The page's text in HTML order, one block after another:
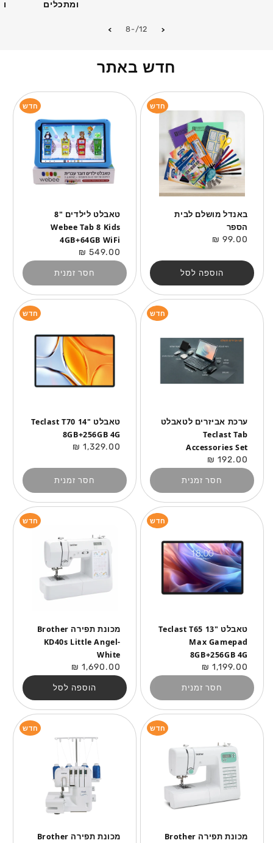
ומתכלים
-8/מתוך12
חדש באתר
חדש
באנדל מושלם לבית
הספר
מחיר
99.00 ₪
הוספה לסל
חדש
טאבלט לילדים "8
Webee Tab 8 Kids
4GB+64GB WiFi
מחיר
רגיל
549.00 ₪
חסר זמנית
חדש
ערכת אביזרים לטאבלט
Teclast Tab
Accessories Set
מחיר
רגיל
192.00 ₪
חסר זמנית
חדש
טאבלט "14 Teclast T70
8GB+256GB 4G
מחיר
1,329.00 ₪
חסר זמנית
חדש
טאבלט "13 Teclast T65
Max Gamepad
8GB+256GB 4G
מחיר
רגיל
1,199.00 ₪
חסר זמנית
חדש
מכונת תפירה Brother
KD40s Little Angel-
White
מחיר
רגיל
1,690.00 ₪
הוספה לסל
חדש
מכונת תפירה Brother
חדש
מכונת תפירה Brother